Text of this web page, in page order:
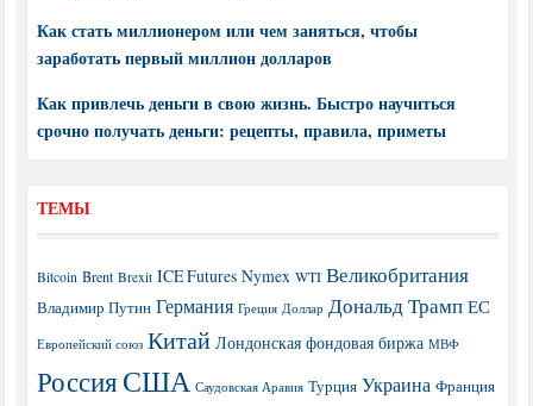
Как стать миллионером или чем заняться, чтобы
заработать первый миллион долларов
Как привлечь деньги в свою жизнь. Быстро научиться
срочно получать деньги: рецепты, правила, приметы
ТЕМЫ
Bitcoin Brent Brexit ICE Futures Nymex WTI Великобритания
Владимир Путин Германия Греция Доллар Дональд Трамп ЕС
Европейский союз Китай Лондонская фондовая биржа МВФ
РоссияСША Саудовская Аравия Турция Украина Франция